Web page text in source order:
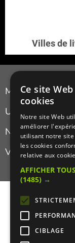
Villes de
Manger Cacher
Cacher c'est quoi ?
Liens utiles
Qui sommes-nous
Presse
Recettes cachères
Un annuaire
complet et actualisé
(restaurant cacher,
Nouveautés du
Le nouveau
cacher,asiatique
israelien cacher,
cacher americain
Visualisez
en photos un
Sympa de pouvoir
Contacter Manger
Ce site
cookies
Notre site Web
améliorer
utilisant notre site
les cookies
relative aux
AFFICHER
(1485) →
CIBLAGE